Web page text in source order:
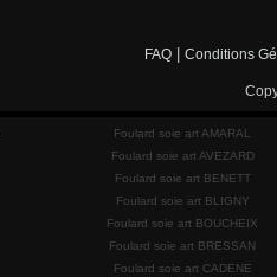
FAQ Conditions
Foulard soie art AMARAL
Foulard soie art AVEZARD
Foulard soie art BENETT
Foulard soie art BLIGNY
Foulard soie art BOUCHEIX
Foulard soie art BRESSAN
Foulard soie art CADENE